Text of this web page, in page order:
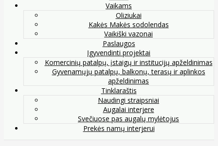
Vaikams
Oliziukai
Kakės Makės sodolendas
Vaikiški vazonai
Paslaugos
Įgyvendinti projektai
Komercinių patalpų, įstaigų ir institucijų apželdinimas
Gyvenamųjų patalpų, balkonų, terasų ir aplinkos
apželdinimas
Tinklaraštis
Naudingi straipsniai
Augalai interjere
Svečiuose pas augalų mylėtojus
Prekės namų interjerui